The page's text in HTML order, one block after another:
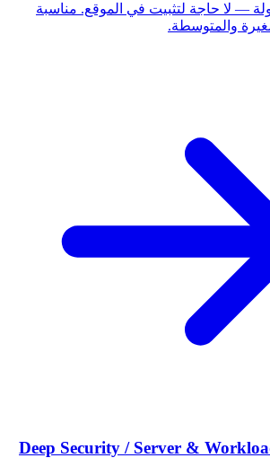
— لا حاجة لتثبيت في الموقع. مناسبة
والمتوسطة.
Deep Security / Server &